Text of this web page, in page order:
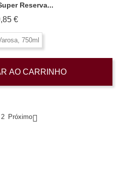
Reserva...
€Preço
750ml
AO CARRINHO
2 Próximo